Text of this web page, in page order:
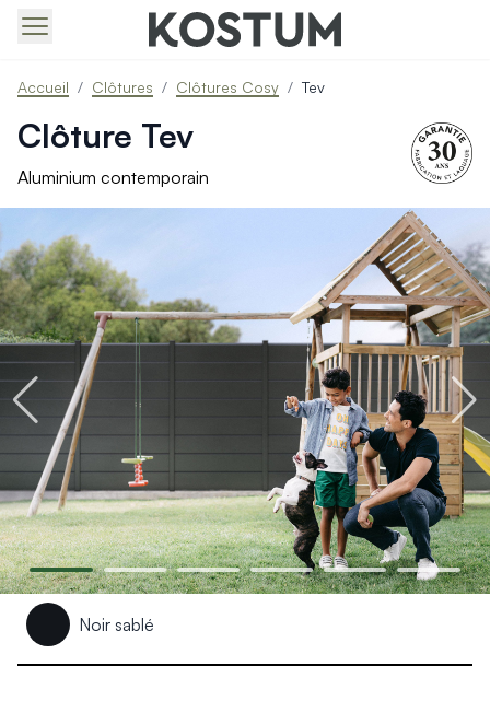
Produits > Portails > Portails contemporains
Produits > Portails > Portails traditionnels
Produits > Portails > Portails architectes
Produits > Portails > Portails avec décors
Produits > Portails > Portails économiques
Produits > Portails > Motorisation Portail
Produits > Portails > Les ouvertures spéciales
Produits > Portillons > Tous nos portillons
Produits > Portillons > Portillons contemporains
Produits > Portillons > Portillons traditionnels
Produits > Portillons > Portillons architectes
Produits > Portillons > Portillons décoratifs
Produits > Portillons > Motorisation Portillon
Produits > Portillons > Ouvertures Spéciales
Produits > Clôtures > Toutes nos clôtures
Produits > Clôtures > Clôtures contemporaines
Produits > Clôtures > Clôtures traditionnelles
Produits > Clôtures > Clôtures architectes
Produits > Clôtures > Clôtures décoratives
Produits > Clôtures > Claustras
Produits > Garde-corps et rambardes > Tous nos garde-
Produits > Garde-corps et rambardes > Garde-corps à
Accueil / Clôtures / Clôtures Cosy / Tev
Clôture Tev
Aluminium contemporain
Noir sablé